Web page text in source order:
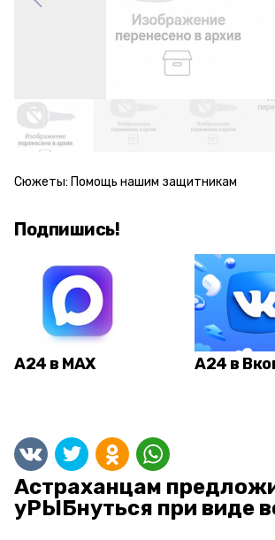
Сюжеты: Помощь нашим защитникам
Подпишись!
А24 в MAX А24 в
Астраханцам
уРЫБнуться при виде